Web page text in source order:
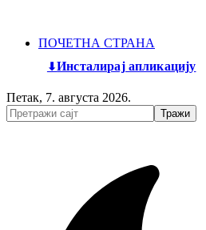
ПОЧЕТНА СТРАНА
Инсталирај апликацију
Петак, 7. августа 2026.